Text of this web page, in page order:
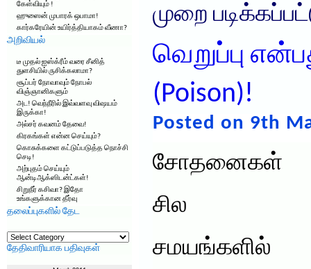
கேள்வியும் !
ஹுஸைன் முபாரக் ஒபாமா!
கார்கரேயின் உயிர்த்தியாகம் வீணா?
அறிவியல்
டீ முதல் ஐஸ்க்ரீம் வரை சீனித்
துளசியில் ருசிக்கலாமா?
சூப்பர் நோவாவும் நோபல்
விஞ்ஞானிகளும்
அட! வெந்நீரில் இவ்வளவு விஷயம்
இருக்கா!
அல்சர் கவனம் தேவை!
கிரகங்கள் என்ன செய்யும்?
கொசுக்களை கட்டுப்படுத்த நொச்சி
செடி!
அற்புதம் செய்யும்
ஆன்டிஆக்ஸிடன்ட்கள்!
சிறுநீர் கசிவா? இதோ
உங்களுக்கான தீர்வு
தலைப்புகளில் தேட
தலைப்புகளில்
தேட
தேதிவாரியாக பதிவுகள்
முறை
வெறுப்பு
(Poison)!
Posted on 9th
சோதனைகள்
சில
சமயங்களில்